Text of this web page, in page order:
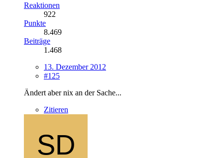
Reaktionen
922
Punkte
8.469
Beiträge
1.468
13. Dezember 2012
#125
Ändert aber nix an der Sache...
Zitieren